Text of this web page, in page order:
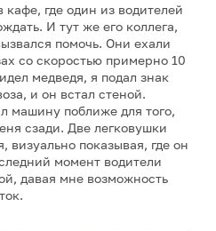
где один из водителей
И тут же его коллега,
помочь. Они ехали
со скоростью примерно 10
медведя, я подал знак
и он встал стеной.
машину поближе для того,
сзади. Две легковушки
визуально показывая, где он
момент водители
давая мне возможность